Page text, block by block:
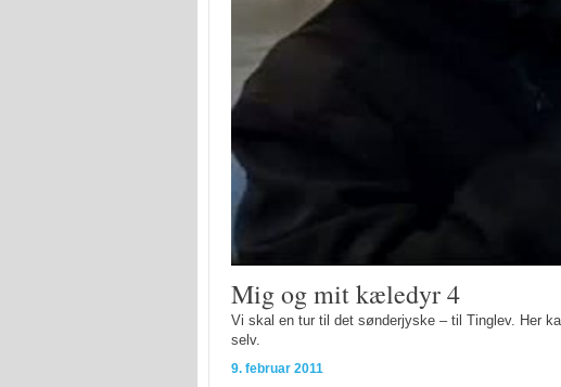
Mig og mit kæledyr 4
Vi skal en tur til det sønderjyske – til Tinglev. Her
selv.
9. februar 2011